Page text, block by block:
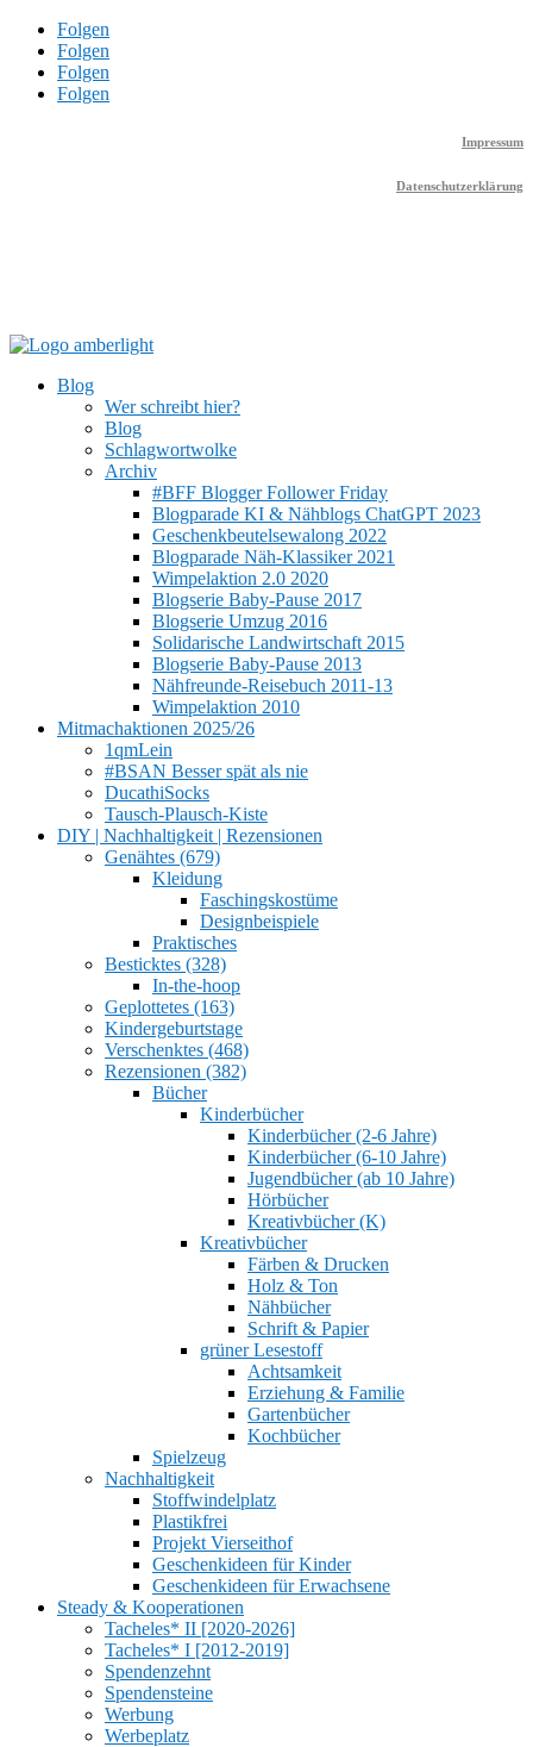
Folgen
Folgen
Folgen
Folgen
Impressum
Datenschutzerklärung
Blog
Wer schreibt hier?
Blog
Schlagwortwolke
Archiv
#BFF Blogger Follower Friday
Blogparade KI & Nähblogs ChatGPT 2023
Geschenkbeutelsewalong 2022
Blogparade Näh-Klassiker 2021
Wimpelaktion 2.0 2020
Blogserie Baby-Pause 2017
Blogserie Umzug 2016
Solidarische Landwirtschaft 2015
Blogserie Baby-Pause 2013
Nähfreunde-Reisebuch 2011-13
Wimpelaktion 2010
Mitmachaktionen 2025/26
1qmLein
#BSAN Besser spät als nie
DucathiSocks
Tausch-Plausch-Kiste
DIY | Nachhaltigkeit | Rezensionen
Genähtes (679)
Kleidung
Faschingskostüme
Designbeispiele
Praktisches
Besticktes (328)
In-the-hoop
Geplottetes (163)
Kindergeburtstage
Verschenktes (468)
Rezensionen (382)
Bücher
Kinderbücher
Kinderbücher (2-6 Jahre)
Kinderbücher (6-10 Jahre)
Jugendbücher (ab 10 Jahre)
Hörbücher
Kreativbücher (K)
Kreativbücher
Färben & Drucken
Holz & Ton
Nähbücher
Schrift & Papier
grüner Lesestoff
Achtsamkeit
Erziehung & Familie
Gartenbücher
Kochbücher
Spielzeug
Nachhaltigkeit
Stoffwindelplatz
Plastikfrei
Projekt Vierseithof
Geschenkideen für Kinder
Geschenkideen für Erwachsene
Steady & Kooperationen
Tacheles* II [2020-2026]
Tacheles* I [2012-2019]
Spendenzehnt
Spendensteine
Werbung
Werbeplatz